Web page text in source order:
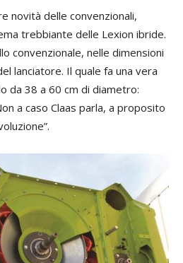
novità delle convenzionali,
trebbiante delle Lexion ibride.
convenzionale, nelle dimensioni
lanciatore. Il quale fa una vera
da 38 a 60 cm di diametro:
a caso Claas parla, a proposito